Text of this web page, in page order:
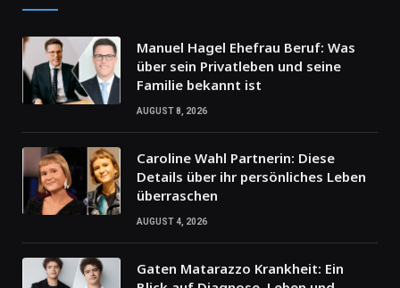
Manuel Hagel Ehefrau Beruf: Was
über sein Privatleben und seine
Familie bekannt ist
AUGUST 8, 2026
Caroline Wahl Partnerin: Diese
Details über ihr persönliches Leben
überraschen
AUGUST 4, 2026
Gaten Matarazzo Krankheit: Ein